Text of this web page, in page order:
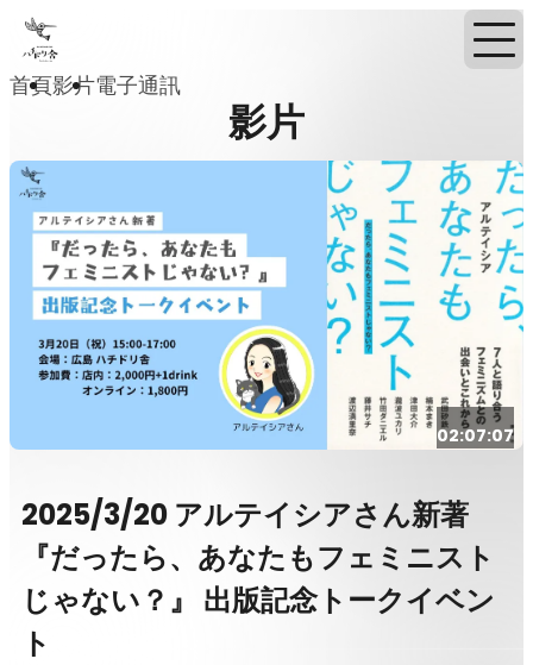
首頁影片電子通訊
影片
02:07:07
2025/3/20 アルテイシアさん新著
『だったら、あなたもフェミニスト
じゃない？』 出版記念トークイベン
ト